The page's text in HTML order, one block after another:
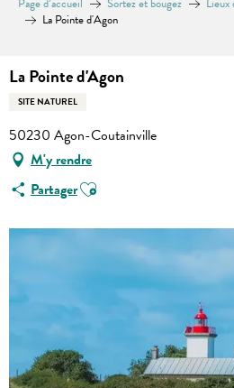
Page d’accueil Sortez et bougez Lieux
La Pointe d'Agon
La Pointe d'Agon
SITE NATUREL
50230 Agon-Coutainville
M'y rendre
PartagerAjouter aux favoris